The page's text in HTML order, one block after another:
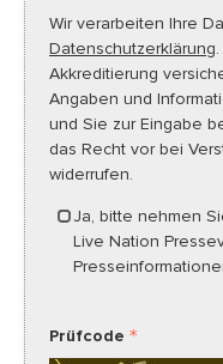
Wir verarbeiten Ihre
Datenschutzerklärung
Akkreditierung
Angaben und
und Sie zur Eingabe
das Recht vor bei
widerrufen.
Ja, bitte nehmen
Live Nation
Prüfcode